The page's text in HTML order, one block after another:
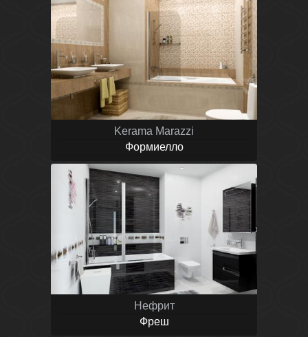
Kerama Marazzi
Формиелло
Нефрит
Фреш